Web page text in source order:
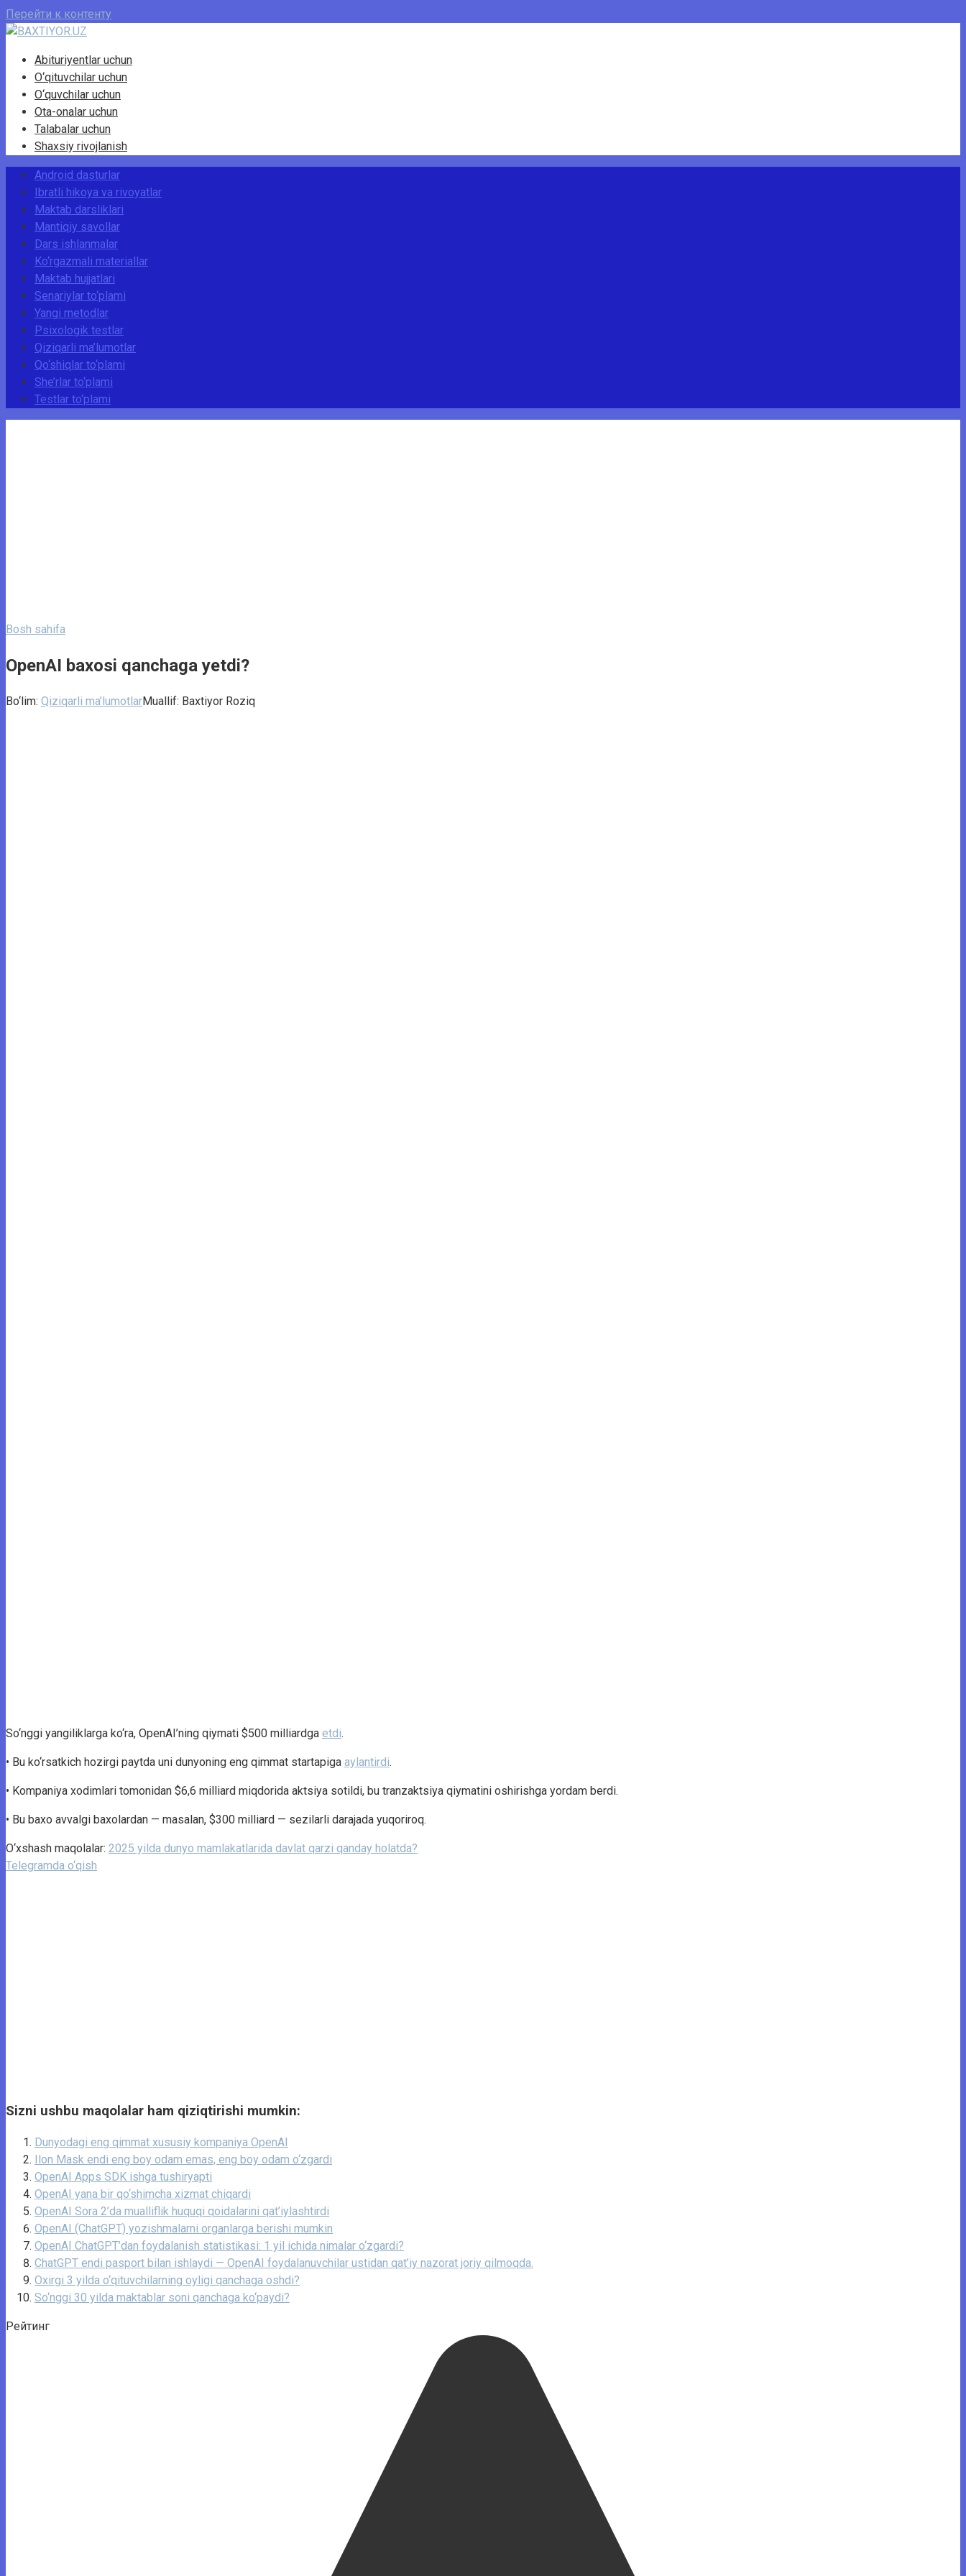
Перейти к контенту
Abituriyentlar uchun
O‘qituvchilar uchun
O‘quvchilar uchun
Ota-onalar uchun
Talabalar uchun
Shaxsiy rivojlanish
Android dasturlar
Ibratli hikoya va rivoyatlar
Maktab darsliklari
Mantiqiy savollar
Dars ishlanmalar
Ko‘rgazmali materiallar
Maktab hujjatlari
Senariylar to‘plami
Yangi metodlar
Psixologik testlar
Qiziqarli ma’lumotlar
Qo‘shiqlar to‘plami
She’rlar to‘plami
Testlar to‘plami
Bosh sahifa
OpenAI baxosi qanchaga yetdi?
Bo‘lim: Qiziqarli ma’lumotlarMuallif: Baxtiyor Roziq
So‘nggi yangiliklarga ko‘ra, OpenAI’ning qiymati $500 milliardga etdi.
• Bu ko‘rsatkich hozirgi paytda uni dunyoning eng qimmat startapiga aylantirdi.
• Kompaniya xodimlari tomonidan $6,6 milliard miqdorida aktsiya sotildi, bu tranzaktsiya qiymatini oshirishga yordam berdi.
• Bu baxo avvalgi baxolardan — masalan, $300 milliard — sezilarli darajada yuqoriroq.
O‘xshash maqolalar: 2025 yilda dunyo mamlakatlarida davlat qarzi qanday holatda?
Telegramda o‘qish
Sizni ushbu maqolalar ham qiziqtirishi mumkin:
Dunyodagi eng qimmat xususiy kompaniya OpenAI
Ilon Mask endi eng boy odam emas, eng boy odam o‘zgardi
OpenAI Apps SDK ishga tushiryapti
OpenAI yana bir qo‘shimcha xizmat chiqardi
OpenAI Sora 2’da mualliflik huquqi qoidalarini qat’iylashtirdi
OpenAI (ChatGPT) yozishmalarni organlarga berishi mumkin
OpenAI ChatGPT’dan foydalanish statistikasi: 1 yil ichida nimalar o‘zgardi?
ChatGPT endi pasport bilan ishlaydi — OpenAI foydalanuvchilar ustidan qat’iy nazorat joriy qilmoqda.
Oxirgi 3 yilda o‘qituvchilarning oyligi qanchaga oshdi?
So‘nggi 30 yilda maktablar soni qanchaga ko‘paydi?
Рейтинг